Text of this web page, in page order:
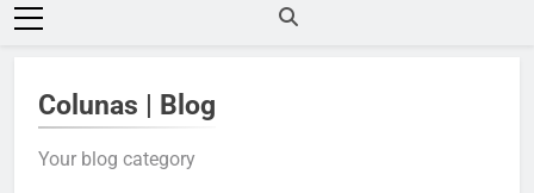
Colunas | Blog
Your blog category